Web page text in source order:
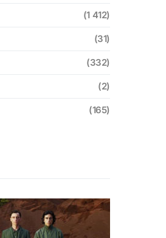
(1 412)
(31)
(332)
(2)
(165)